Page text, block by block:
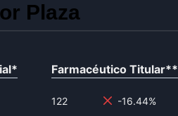
Plaza
* Farmacéutico Titular**
122 -16.44%